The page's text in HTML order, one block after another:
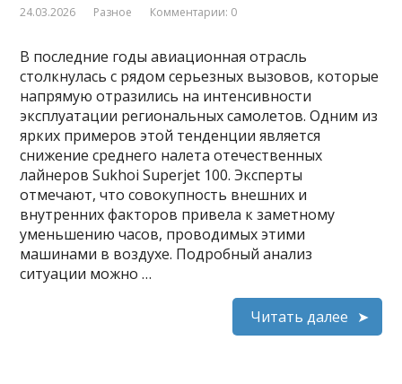
24.03.2026 Разное Комментарии: 0
В последние годы авиационная отрасль
столкнулась с рядом серьезных вызовов, которые
напрямую отразились на интенсивности
эксплуатации региональных самолетов. Одним из
ярких примеров этой тенденции является
снижение среднего налета отечественных
лайнеров Sukhoi Superjet 100. Эксперты
отмечают, что совокупность внешних и
внутренних факторов привела к заметному
уменьшению часов, проводимых этими
машинами в воздухе. Подробный анализ
ситуации можно …
Читать далее